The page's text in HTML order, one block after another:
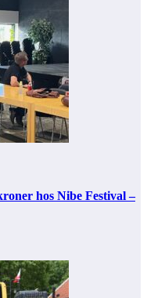
hos Nibe Festival –